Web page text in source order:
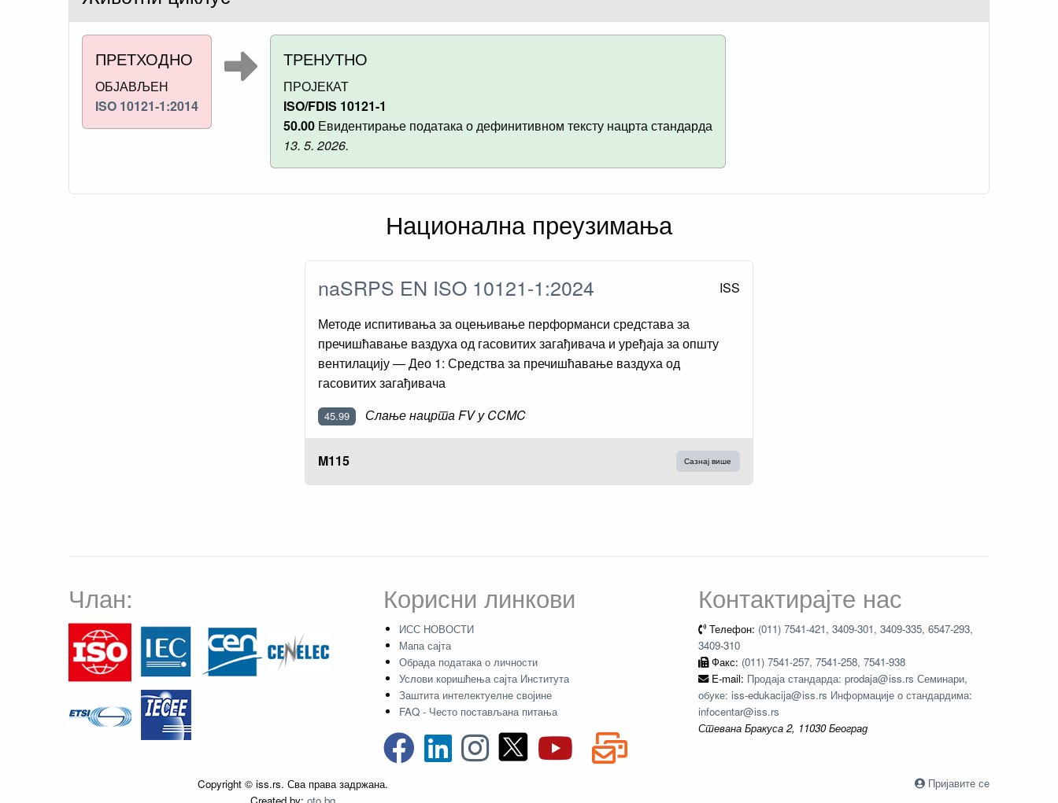
ПРЕТХОДНО
ОБЈАВЉЕН
ISO 10121-1:2014
ТРЕНУТНО
ПРОЈЕКАТ
ISO/FDIS 10121-1
50.00 Евидентирање података о дефинитивном тексту нацрта стандарда
13. 5. 2026.
Национална преузимања
naSRPS EN ISO 10121-1:2024 ISS
Методе испитивања за оцењивање перформанси средстава за
пречишћавање ваздуха од гасовитих загађивача и уређаја за општу
вентилацију — Део 1: Средства за пречишћавање ваздуха од
гасовитих загађивача
45.99 Слање нацрта FV у CCMC
M115 Сазнај више
Члан: Корисни линкови
ИСС НОВОСТИ
Мапа сајта
Обрада података о личности
Услови коришћења сајта Института
Заштита интелектуелне својине
FAQ - Често постављана питања
Контактирајте нас
Телефон: (011) 7541-421, 3409-301, 3409-335, 6547-293,
3409-310
Факс: (011) 7541-257, 7541-258, 7541-938
E-mail: Продаја стандарда: prodaja@iss.rs Семинари,
обуке: iss-edukacija@iss.rs Информације о стандардима:
infocentar@iss.rs
Стевана Бракуса 2, 11030 Београд
Copyright © iss.rs. Сва права задржана.
Пријавите се